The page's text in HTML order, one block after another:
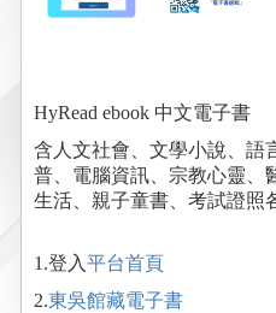
HyRead ebook 中文電子書
含人文社會、文學小說、語
普、電腦資訊、宗教心靈、
生活、親子童書、考試證照
1.登入平台首頁
2.東吳館藏電子書